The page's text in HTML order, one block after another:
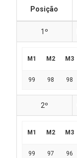
Posição
1º
M1 M2 M3
99 98 98
2º
M1 M2 M3
99 97 96